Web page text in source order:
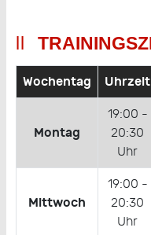
Wochentag Uhrzeit
Montag
19:00 -
20:30
Uhr
Mittwoch
19:00 -
20:30
Uhr